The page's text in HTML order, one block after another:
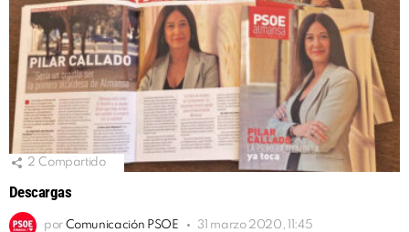
2 Compartido
Descargas
por Comunicación PSOE 31 marzo 2020, 11:45